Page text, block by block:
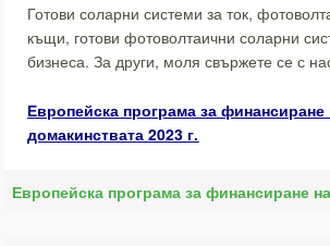
Готови соларни системи за ток,
къщи, готови фотоволтаични соларни
бизнеса. За други, моля свържете се с
Европейска програма за финансиране
домакинствата 2023 г.
Европейска програма за финансиране